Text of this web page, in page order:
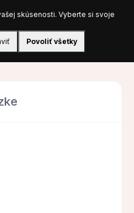
Prihlásiť sa
skúsenosti. Vyberte si svoje
Povoliť všetky